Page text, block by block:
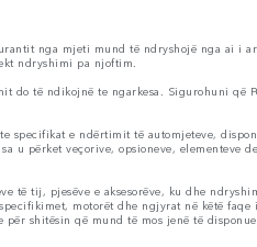
nga mjeti mund të ndryshojë nga ai i
ndryshimi pa njoftim.
të ndikojnë te ngarkesa. Sigurohuni që
e ndërtimit të automjeteve,
përket veçorive, opsioneve, elementeve
tij, pjesëve e aksesorëve, ku dhe
motorët dhe ngjyrat në këtë
shitësin që mund të mos jenë të